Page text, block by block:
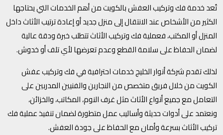
تُعد خدمة فك وتركيب العفش بالكويت من أهم الخدمات التي يحتاجها
الكثير من الأشخاص عند الانتقال إلى منزل جديد أو إعادة ترتيب الأثاث داخل
المنزل أو المكتب، فعملية فك وتركيب الأثاث تتطلب خبرة ودقة عالية
لضمان الحفاظ على سلامة القطع وعدم تعرضها لأي تلف أو خدوش.
لذلك تقدم شركة أنوار الخليج خدمات احترافية في فك وتركيب عفش
الكويت من خلال فريق متخصص من النجارين والفنيين المدربين على
التعامل مع جميع أنواع الأثاث مثل غرف النوم، المكاتب، والخزائن،
ونعتمد على أدوات حديثة وأساليب عمل متطورة لضمان تنفيذ عملية فك
تركيب الأثاث بسرعة وأمان مع الحفاظ على جودة العفش.